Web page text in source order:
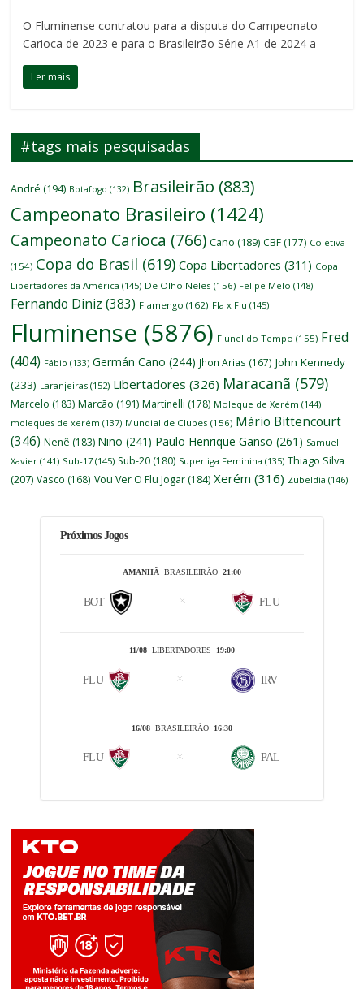
O Fluminense contratou para a disputa do Campeonato
Carioca de 2023 e para o Brasileirão Série A1 de 2024 a
Ler mais
#tags mais pesquisadas
André (194) Botafogo (132) Brasileirão (883)
Campeonato Brasileiro (1424)
Campeonato Carioca (766) Cano (189) CBF (177) Coletiva
(154) Copa do Brasil (619) Copa Libertadores (311) Copa
Libertadores da América (145) De Olho Neles (156) Felipe Melo (148)
Fernando Diniz (383) Flamengo (162) Fla x Flu (145)
Fluminense (5876) Flunel do Tempo (155) Fred
(404) Fábio (133) Germán Cano (244) Jhon Arias (167) John Kennedy
(233) Laranjeiras (152) Libertadores (326) Maracanã (579)
Marcelo (183) Marcão (191) Martinelli (178) Moleque de Xerém (144)
moleques de xerém (137) Mundial de Clubes (156) Mário Bittencourt
(346) Nenê (183) Nino (241) Paulo Henrique Ganso (261) Samuel
Xavier (141) Sub-17 (145) Sub-20 (180) Superliga Feminina (135) Thiago Silva
(207) Vasco (168) Vou Ver O Flu Jogar (184) Xerém (316) Zubeldía (146)
Próximos Jogos
AMANHÃBRASILEIRÃO 21:00
BOT FLU
11/08LIBERTADORES 19:00
FLU IRV
16/08BRASILEIRÃO 16:30
FLU PAL